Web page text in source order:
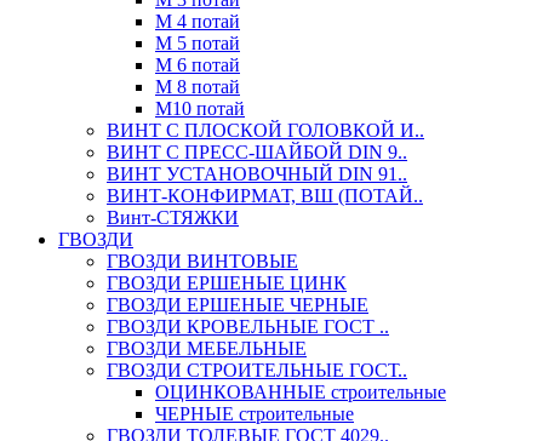
М 4 потай
М 5 потай
М 6 потай
М 8 потай
М10 потай
ВИНТ С ПЛОСКОЙ ГОЛОВКОЙ И..
ВИНТ С ПРЕСС-ШАЙБОЙ DIN 9..
ВИНТ УСТАНОВОЧНЫЙ DIN 91..
ВИНТ-КОНФИРМАТ, ВШ (ПОТАЙ..
Винт-СТЯЖКИ
ГВОЗДИ
ГВОЗДИ ВИНТОВЫЕ
ГВОЗДИ ЕРШЕНЫЕ ЦИНК
ГВОЗДИ ЕРШЕНЫЕ ЧЕРНЫЕ
ГВОЗДИ КРОВЕЛЬНЫЕ ГОСТ ..
ГВОЗДИ МЕБЕЛЬНЫЕ
ГВОЗДИ СТРОИТЕЛЬНЫЕ ГОСТ..
ОЦИНКОВАННЫЕ строительные
ЧЕРНЫЕ строительные
ГВОЗДИ ТОЛЕВЫЕ ГОСТ 4029..